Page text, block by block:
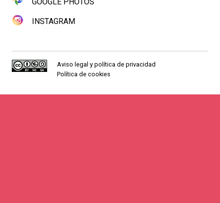
INSTAGRAM
Aviso legal y política de privacidad
Política de cookies